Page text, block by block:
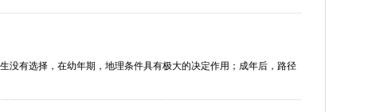
没有选择，在幼年期，地理条件具有极大的决定作用；成年后，路径